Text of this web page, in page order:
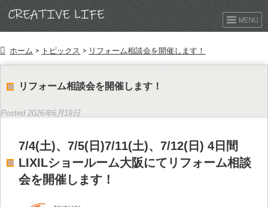
ホーム > トピックス > リフォーム相談会を開催します！
リフォーム相談会を開催します！
Posted2026年6月19日
7/4(土)、7/5(日)7/11(土)、7/12(日) 4日間
LIXILショールーム大阪にてリフォーム相談
会を開催します！